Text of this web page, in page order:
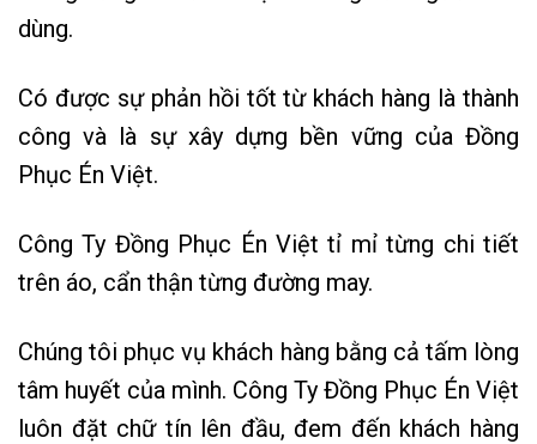
dùng.
Có được sự phản hồi tốt từ khách hàng là thành
công và là sự xây dựng bền vững của Đồng
Phục Én Việt.
Công Ty Đồng Phục Én Việt tỉ mỉ từng chi tiết
trên áo, cẩn thận từng đường may.
Chúng tôi phục vụ khách hàng bằng cả tấm lòng
tâm huyết của mình. Công Ty Đồng Phục Én Việt
luôn đặt chữ tín lên đầu, đem đến khách hàng